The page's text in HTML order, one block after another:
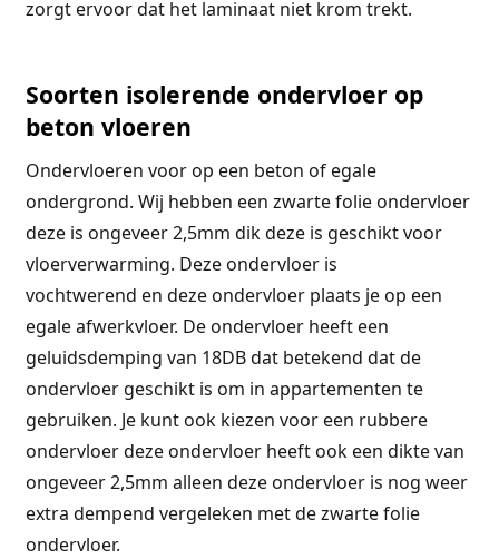
zorgt ervoor dat het laminaat niet krom trekt.
Soorten isolerende ondervloer op
beton vloeren
Ondervloeren voor op een beton of egale
ondergrond. Wij hebben een zwarte folie ondervloer
deze is ongeveer 2,5mm dik deze is geschikt voor
vloerverwarming. Deze ondervloer is
vochtwerend en deze ondervloer plaats je op een
egale afwerkvloer. De ondervloer heeft een
geluidsdemping van 18DB dat betekend dat de
ondervloer geschikt is om in appartementen te
gebruiken. Je kunt ook kiezen voor een rubbere
ondervloer deze ondervloer heeft ook een dikte van
ongeveer 2,5mm alleen deze ondervloer is nog weer
extra dempend vergeleken met de zwarte folie
ondervloer.